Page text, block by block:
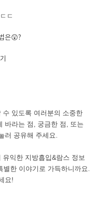
ㄷ
은😲?
수 있도록 여러분의 소중한
바라는 점, 궁금한 점, 또는
러 공유해 주세요.
익한 지방흡입&람스 정보
한 이야기로 가득하니까요.
요!